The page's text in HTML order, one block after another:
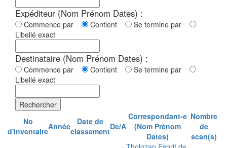
Expéditeur (Nom Prénom Dates) :
Commence par Contient
Se termine par
Libellé exact
Destinataire (Nom Prénom Dates) :
Commence par Contient
Se termine par
Libellé exact
Rechercher
No
d'inventaireAnnée
Date de
classementDe/A
Correspondant-e
(Nom Prénom
Dates)
Nombre
de
scan(s)